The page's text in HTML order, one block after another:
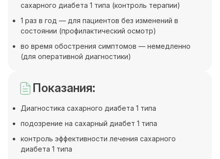
сахарного диабета 1 типа (контроль терапии)
1 раз в год — для пациентов без изменений в
состоянии (профилактический осмотр)
во время обострения симптомов — немедленно
(для оперативной диагностики)
Показания:
Диагностика сахарного диабета 1 типа
подозрение на сахарный диабет 1 типа
контроль эффективности лечения сахарного
диабета 1 типа